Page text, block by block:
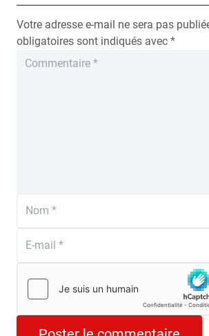
Votre adresse e-mail ne sera pas
obligatoires sont indiqués avec *